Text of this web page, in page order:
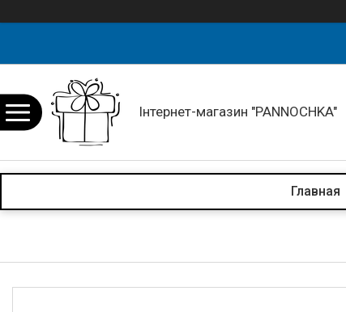
Інтернет-магазин "PANNOCHKA"
Главная